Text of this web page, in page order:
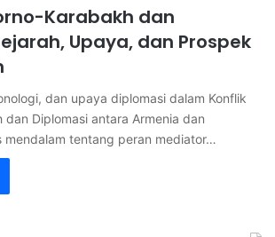
Karabakh dan
Upaya, dan Prospek
dan upaya diplomasi dalam Konflik
Diplomasi antara Armenia dan
mendalam tentang peran mediator…